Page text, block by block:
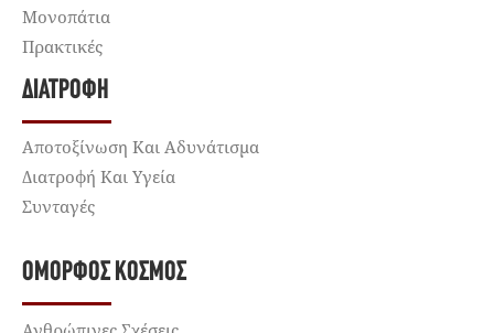
Μονοπάτια
Πρακτικές
ΔΙΑΤΡΟΦΉ
Αποτοξίνωση Και Αδυνάτισμα
Διατροφή Και Υγεία
Συνταγές
ΌΜΟΡΦΟΣ ΚΌΣΜΟΣ